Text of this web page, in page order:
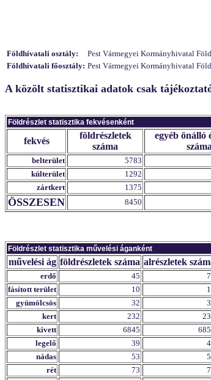
Földhivatali osztály:
Pest Vármegyei Kormányhivatal
Földhivatali főosztály: Pest Vármegyei Kormányhivatal
A közölt statisztikai adatok csak
Földrészlet statisztika fekvésenként
fekvés
földrészletek
száma
egyéb önálló
száma
belterület 5783
külterület
1292
zártkert
1375
ÖSSZESEN 8450
Földrészlet statisztika művelési áganként
művelési ág földrészletek száma alrészletek
erdő 45
fásított terület
10
gyümölcsös
32
kert
232
kivett
6845
legelő
39
nádas
53
rét
73